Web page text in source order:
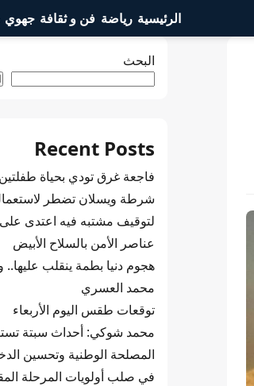
الرئيسية رياضة فن و ثقافة جهوي
البحث
Recent Posts
فاجعة غرق تودي بحياة طفلتين
شرطة ويسلان تضطر
لتوقيف مشتبه فيه اعتدى على
عناصر الأمن بالسلاح الأبيض
هجوم دنيا بطمة ينقلب عليها..
محمد العسري
توقعات طقس اليوم الأربعاء
محمد شوكي: أحداث سبتة
المصلحة الوطنية وتحسين
في صلب أولويات المرحلة